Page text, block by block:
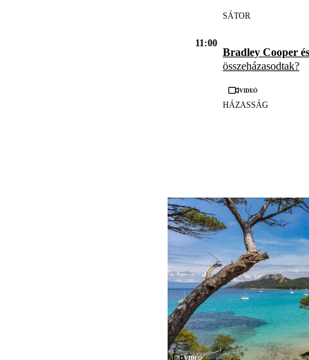
SÁTOR
11:00
Bradley Cooper és
összeházasodtak?
Videó
HÁZASSÁG
Videó